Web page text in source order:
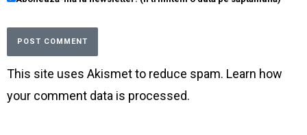
This site uses Akismet to reduce spam. Learn how
your comment data is processed.